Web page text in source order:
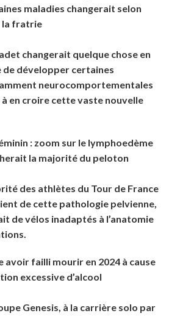
maladies changerait selon
la fratrie
changerait quelque chose en
de développer certaines
neurocomportementales
en croire cette vaste nouvelle
: zoom sur le lymphoedème
la majorité du peloton
des athlètes du Tour de France
de cette pathologie pelvienne,
de vélos inadaptés à l’anatomie
avoir failli mourir en 2024 à cause
excessive d’alcool
Genesis, à la carrière solo par